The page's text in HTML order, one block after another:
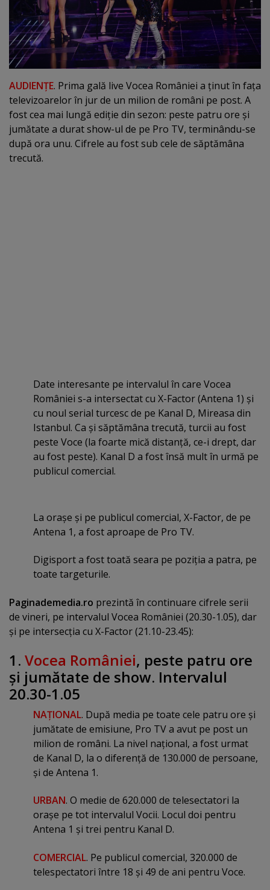
AUDIENŢE. Prima gală live Vocea României a ţinut în faţa
televizoarelor în jur de un milion de români pe post. A
fost cea mai lungă ediţie din sezon: peste patru ore şi
jumătate a durat show-ul de pe Pro TV, terminându-se
după ora unu. Cifrele au fost sub cele de săptămâna
trecută.
Date interesante pe intervalul în care Vocea
României s-a intersectat cu X-Factor (Antena 1) şi
cu noul serial turcesc de pe Kanal D, Mireasa din
Istanbul. Ca şi săptămâna trecută, turcii au fost
peste Voce (la foarte mică distanţă, ce-i drept, dar
au fost peste). Kanal D a fost însă mult în urmă pe
publicul comercial.
La oraşe şi pe publicul comercial, X-Factor, de pe
Antena 1, a fost aproape de Pro TV.
Digisport a fost toată seara pe poziţia a patra, pe
toate targeturile.
Paginademedia.ro prezintă în continuare cifrele serii
de vineri, pe intervalul Vocea României (20.30-1.05), dar
şi pe intersecţia cu X-Factor (21.10-23.45):
1. Vocea României, peste patru ore
şi jumătate de show. Intervalul
20.30-1.05
NAŢIONAL. După media pe toate cele patru ore şi
jumătate de emisiune, Pro TV a avut pe post un
milion de români. La nivel naţional, a fost urmat
de Kanal D, la o diferenţă de 130.000 de persoane,
şi de Antena 1.
URBAN. O medie de 620.000 de telesectatori la
oraşe pe tot intervalul Vocii. Locul doi pentru
Antena 1 şi trei pentru Kanal D.
COMERCIAL. Pe publicul comercial, 320.000 de
telespectatori între 18 şi 49 de ani pentru Voce.